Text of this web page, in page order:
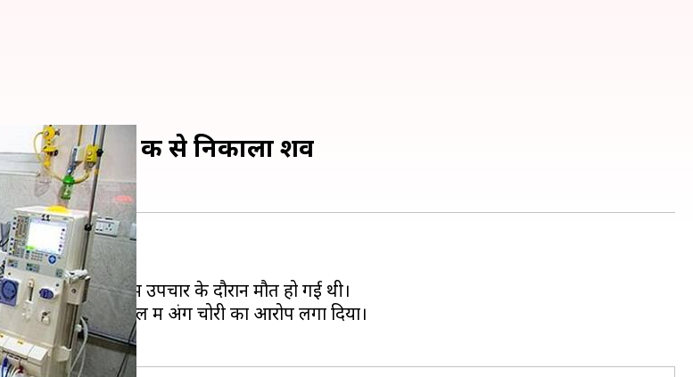
पुलिस ने कब्र से निकाला शव
सामने आया है।
निजी अस्पताल में उपचार के दौरान मौत हो गई थी।
के बेटे ने अस्पताल में अंग चोरी का आरोप लगा दिया।